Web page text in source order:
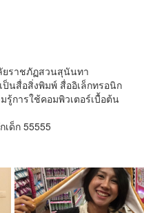
ยราชภัฏสวนสุนันทา
ป็นสื่อสิ่งพิมพ์ สื่ออิเล็กทรอนิก
รู้การใช้คอมพิวเตอร์เบื้อต้น
เด็ก 55555